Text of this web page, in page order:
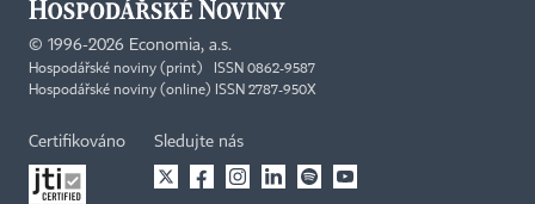
© 1996-2026 Economia, a.s.
Hospodářské noviny (print) ISSN 0862-9587
Hospodářské noviny (online) ISSN 2787-950X
Certifikováno Sledujte nás